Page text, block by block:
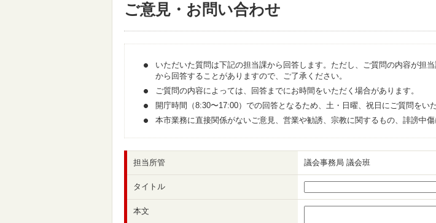
ご意見・お問い合わせ
いただいた質問は下記の担当課から回答します。ただし、ご質問の内容が担
から回答することがありますので、ご了承ください。
ご質問の内容によっては、回答までにお時間をいただく場合があります。
開庁時間（8:30〜17:00）での回答となるため、土・日曜、祝日にご質問をい
本市業務に直接関係がないご意見、営業や勧誘、宗教に関するもの、誹謗中
担当所管 議会事務局 議会班
タイトル
本文